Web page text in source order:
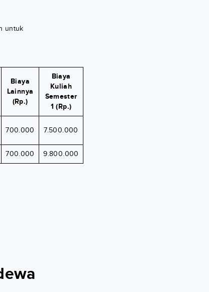
untuk
Biaya
Lainnya
(Rp.)
Biaya
Kuliah
Semester
1 (Rp.)
700.000 7.500.000
700.000 9.800.000